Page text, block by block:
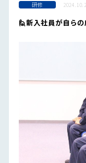
研修
🙋新入社員が自らの